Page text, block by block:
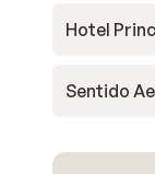
Hotel
Sentido